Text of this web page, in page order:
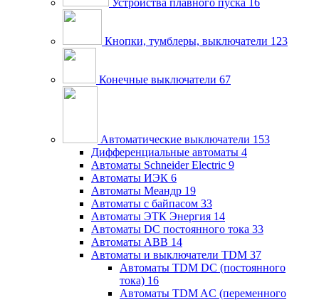
Устройства плавного пуска 16
Кнопки, тумблеры, выключатели 123
Конечные выключатели 67
Автоматические выключатели 153
Дифференциальные автоматы 4
Автоматы Schneider Electric 9
Автоматы ИЭК 6
Автоматы Меандр 19
Автоматы с байпасом 33
Автоматы ЭТК Энергия 14
Автоматы DC постоянного тока 33
Автоматы ABB 14
Автоматы и выключатели TDM 37
Автоматы TDM DC (постоянного
тока) 16
Автоматы TDM AC (переменного